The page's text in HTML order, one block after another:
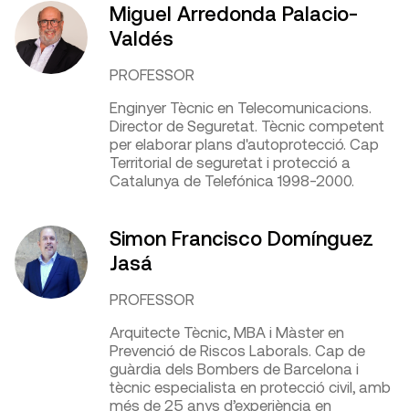
Miguel Arredonda Palacio-
Valdés
PROFESSOR
Enginyer Tècnic en Telecomunicacions.
Director de Seguretat. Tècnic competent
per elaborar plans d'autoprotecció. Cap
Territorial de seguretat i protecció a
Catalunya de Telefónica 1998-2000.
Simon Francisco Domínguez
Jasá
PROFESSOR
Arquitecte Tècnic, MBA i Màster en
Prevenció de Riscos Laborals. Cap de
guàrdia dels Bombers de Barcelona i
tècnic especialista en protecció civil, amb
més de 25 anys d’experiència en